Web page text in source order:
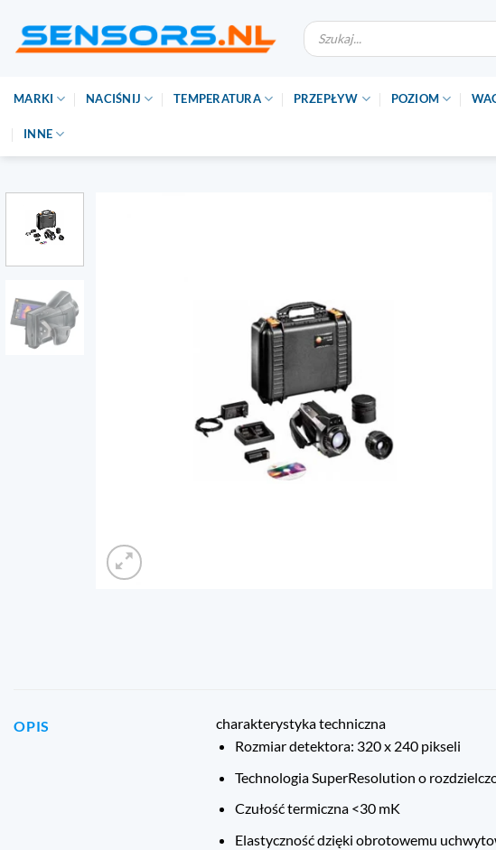
treści
Wyszukiwarka
produktów
MARKI NACIŚNIJ TEMPERATURA PRZEPŁYW POZIOM
INNE
OPIS
charakterystyka techniczna
Rozmiar detektora: 320 x 240 pikseli
Technologia SuperResolution o
Czułość termiczna <30 mK
Elastyczność dzięki obrotowemu